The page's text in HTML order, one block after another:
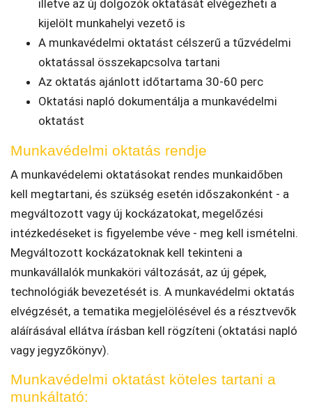
illetve az új dolgozók oktatását elvégezheti a
kijelölt munkahelyi vezető is
A munkavédelmi oktatást célszerű a tűzvédelmi
oktatással összekapcsolva tartani
Az oktatás ajánlott időtartama 30-60 perc
Oktatási napló dokumentálja a munkavédelmi
oktatást
Munkavédelmi oktatás rendje
A munkavédelemi oktatásokat rendes munkaidőben
kell megtartani, és szükség esetén időszakonként - a
megváltozott vagy új kockázatokat, megelőzési
intézkedéseket is figyelembe véve - meg kell ismételni.
Megváltozott kockázatoknak kell tekinteni a
munkavállalók munkaköri változását, az új gépek,
technológiák bevezetését is. A munkavédelmi oktatás
elvégzését, a tematika megjelölésével és a résztvevők
aláírásával ellátva írásban kell rögzíteni (oktatási napló
vagy jegyzőkönyv).
Munkavédelmi oktatást köteles tartani a
munkáltató: